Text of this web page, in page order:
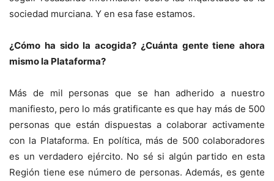
sociedad murciana. Y en esa fase estamos.
¿Cómo ha sido la acogida? ¿Cuánta gente tiene ahora
mismo la Plataforma?
Más de mil personas que se han adherido a nuestro
manifiesto, pero lo más gratificante es que hay más de 500
personas que están dispuestas a colaborar activamente
con la Plataforma. En política, más de 500 colaboradores
es un verdadero ejército. No sé si algún partido en esta
Región tiene ese número de personas. Además, es gente